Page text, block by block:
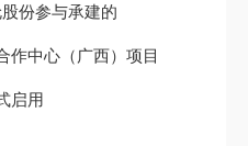
份参与承建的
中心（广西）项目
启用